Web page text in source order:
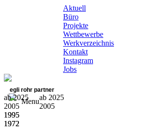
Aktuell
Büro
Projekte
Wettbewerbe
Werkverzeichnis
Kontakt
Instagram
Jobs
egli rohr partner
Menu
ab 2025
2005
1995
1972
ab 2025
2005
1995
1972